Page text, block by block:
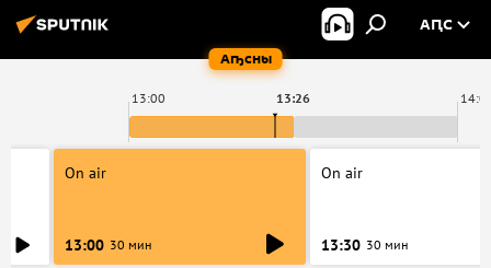
Аҧсны
АԤС
13:00 13:26
On air
13:00 30 мин
On air
13:30 30 мин